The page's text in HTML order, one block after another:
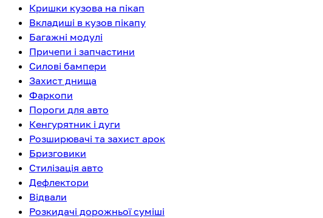
Кришки кузова на пікап
Вкладиші в кузов пікапу
Багажні модулі
Причепи і запчастини
Силові бампери
Захист днища
Фаркопи
Пороги для авто
Кенгурятник і дуги
Розширювачі та захист арок
Бризговики
Стилізація авто
Дефлектори
Відвали
Розкидачі дорожньої суміші